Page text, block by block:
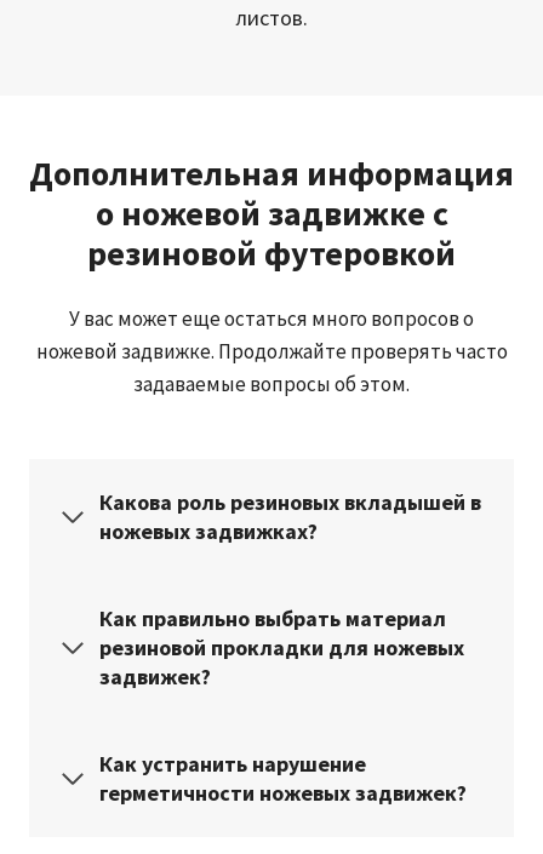
листов.
Дополнительная информация
о ножевой задвижке с
резиновой футеровкой
У вас может еще остаться много вопросов о
ножевой задвижке. Продолжайте проверять часто
задаваемые вопросы об этом.
Какова роль резиновых вкладышей в
ножевых задвижках?
Как правильно выбрать материал
резиновой прокладки для ножевых
задвижек?
Как устранить нарушение
герметичности ножевых задвижек?